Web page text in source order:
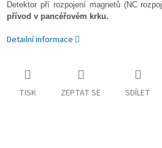
Detektor pří rozpojení magnetů (NC
přívod v pancéřovém krku.
Detailní informace
TISK ZEPTAT SE SDÍLET